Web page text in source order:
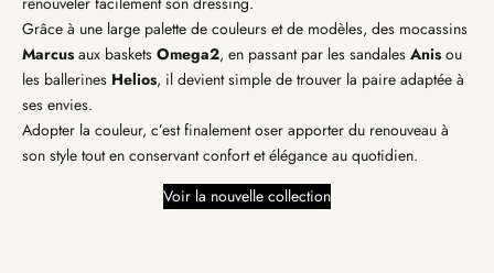
Grâce à une large palette de couleurs et de modèles, des mocassins
Marcus aux baskets Omega2, en passant par les sandales Anis ou
les ballerines Helios, il devient simple de trouver la paire adaptée à
ses envies.
Adopter la couleur, c’est finalement oser apporter du renouveau à
son style tout en conservant confort et élégance au quotidien.
Voir la nouvelle collection